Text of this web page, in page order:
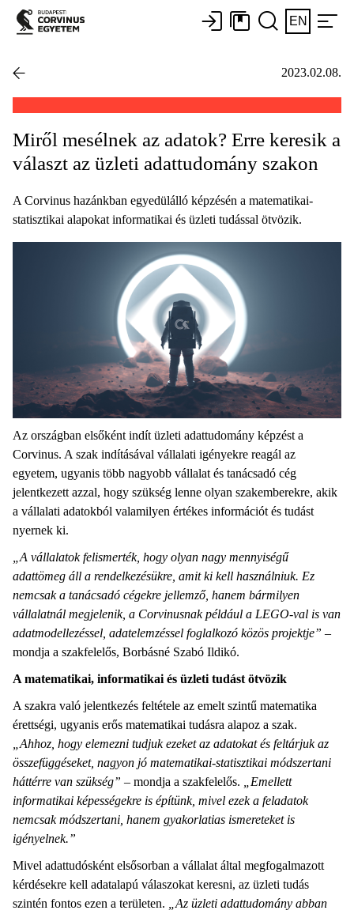
EN
2023.02.08.
Miről mesélnek az adatok? Erre keresik a
választ az üzleti adattudomány szakon
A Corvinus hazánkban egyedülálló képzésén a matematikai-
statisztikai alapokat informatikai és üzleti tudással ötvözik.
Az országban elsőként indít üzleti adattudomány képzést a
Corvinus. A szak indításával vállalati igényekre reagál az
egyetem, ugyanis több nagyobb vállalat és tanácsadó cég
jelentkezett azzal, hogy szükség lenne olyan szakemberekre, akik
a vállalati adatokból valamilyen értékes információt és tudást
nyernek ki.
„A vállalatok felismerték, hogy olyan nagy mennyiségű
adattömeg áll a rendelkezésükre, amit ki kell használniuk. Ez
nemcsak a tanácsadó cégekre jellemző, hanem bármilyen
vállalatnál megjelenik, a Corvinusnak például a LEGO-val is van
adatmodellezéssel, adatelemzéssel foglalkozó közös projektje” –
mondja a szakfelelős, Borbásné Szabó Ildikó.
A matematikai, informatikai és üzleti tudást ötvözik
A szakra való jelentkezés feltétele az emelt szintű matematika
érettségi, ugyanis erős matematikai tudásra alapoz a szak.
„Ahhoz, hogy elemezni tudjuk ezeket az adatokat és feltárjuk az
összefüggéseket, nagyon jó matematikai-statisztikai módszertani
háttérre van szükség” – mondja a szakfelelős.
„Emellett
informatikai képességekre is építünk, mivel ezek a feladatok
nemcsak módszertani, hanem gyakorlatias ismereteket is
igényelnek.”
Mivel adattudósként elsősorban a vállalat által megfogalmazott
kérdésekre kell adatalapú válaszokat keresni, az üzleti tudás
szintén fontos ezen a területen.
„Az üzleti adattudomány abban